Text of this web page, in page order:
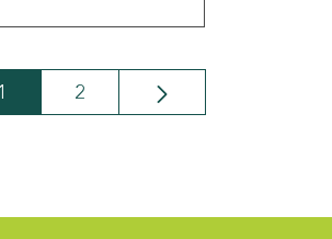
Seite
1 Seite
2